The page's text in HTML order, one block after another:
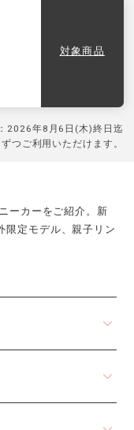
対象商品
2026年8月6日(木)終日迄
つご利用いただけます。
ーカーをご紹介。新
限定モデル、親子リン